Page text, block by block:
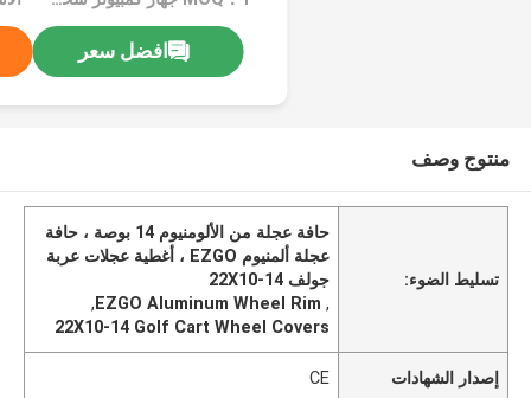
افضل سعر
منتوج وصف
تسليط الضوء:
حافة عجلة من الألومنيوم 14 بوصة ، حافة
عجلة ألمنيوم EZGO ، أغطية عجلات عربة
جولف 22X10-14
,
EZGO Aluminum Wheel Rim
,
22X10-14 Golf Cart Wheel Covers
إصدار الشهادات CE